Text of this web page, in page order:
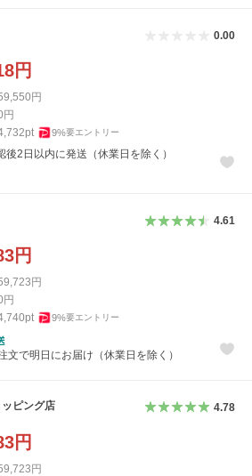
0.00
円
円
円
pt 9%要エントリー
後2日以内に発送（休業日を除く）
4.61
円
円
円
pt 9%要エントリー
文で明日にお届け（休業日を除く）
ピング店 4.78
円
円